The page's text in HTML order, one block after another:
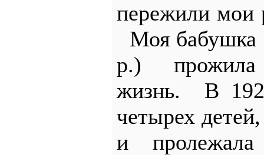
пережили мои
Моя бабушка
р.)
жизнь. В
четырех
и